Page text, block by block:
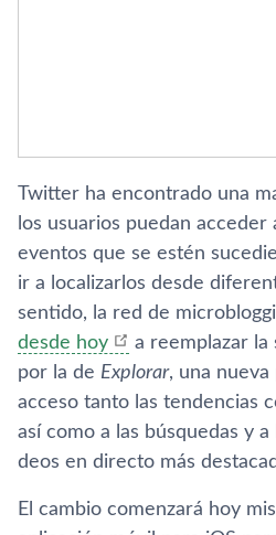
Twitter ha encontrado una
los usuarios puedan acceder
eventos que se estén
ir a localizarlos desde
sentido, la red de
desde hoy
a reemplazar
por la de Explorar, una nueva
acceso tanto las tendencias
así­ como a las búsquedas y
deos en directo más
El cambio comenzará hoy